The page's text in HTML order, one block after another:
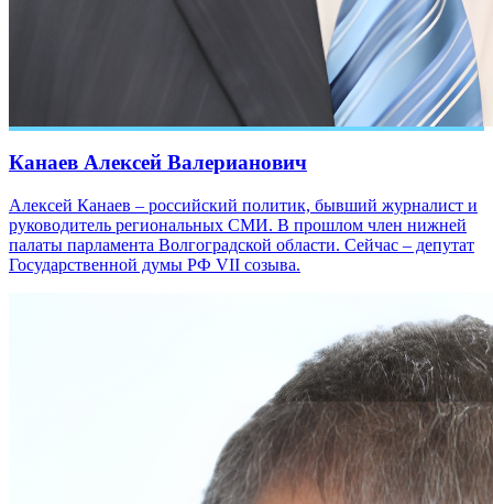
Канаев Алексей Валерианович
Алексей Канаев – российский политик, бывший журналист и
руководитель региональных СМИ. В прошлом член нижней
палаты парламента Волгоградской области. Сейчас – депутат
Государственной думы РФ VII созыва.